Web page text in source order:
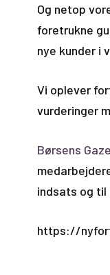
Og netop
foretrukne
nye kunder i
Vi oplever
vurderinger
Børsens
indsats og
https://